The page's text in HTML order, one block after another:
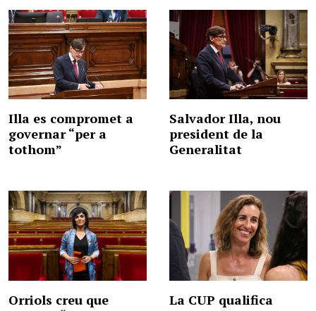
Illa es compromet a
governar “per a
tothom”
Salvador Illa, nou
president de la
Generalitat
Orriols creu que
La CUP qualifica